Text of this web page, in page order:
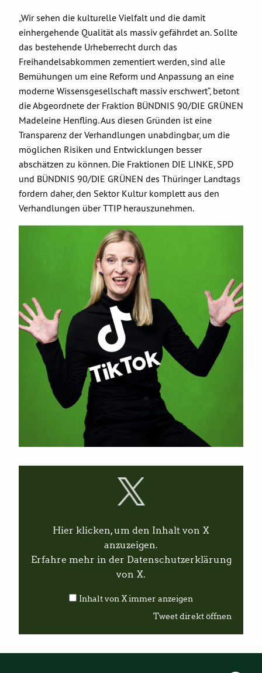
„Wir sehen die kulturelle Vielfalt und die damit
einhergehende Qualität als massiv gefährdet an. Sollte
das bestehende Urheberrecht durch das
Freihandelsabkommen zementiert werden, sind alle
Bemühungen um eine Reform und Anpassung an eine
moderne Wissensgesellschaft massiv erschwert“, betont
die Abgeordnete der Fraktion BÜNDNIS 90/DIE GRÜNEN
Madeleine Henfling. Aus diesen Gründen ist eine
Transparenz der Verhandlungen unabdingbar, um die
möglichen Risiken und Entwicklungen besser
abschätzen zu können. Die Fraktionen DIE LINKE, SPD
und BÜNDNIS 90/DIE GRÜNEN des Thüringer Landtags
fordern daher, den Sektor Kultur komplett aus den
Verhandlungen über TTIP herauszunehmen.
Hier klicken, um den Inhalt von X
anzuzeigen.
Erfahre mehr in der Datenschutzerklärung
von X.
Inhalt von X immer anzeigen
Tweet direkt öffnen